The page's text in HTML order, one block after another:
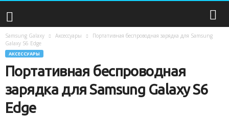
Samsung Galaxy Аксессуары
Портативная беспроводная зарядка для Samsung
Galaxy S6 Edge
АКСЕССУАРЫ
Портативная беспроводная
зарядка для Samsung Galaxy S6
Edge